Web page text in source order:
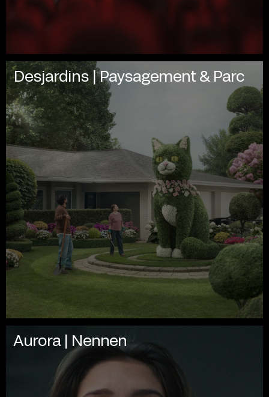
Desjardins | Paysagement & Parc
Aurora | Nennen